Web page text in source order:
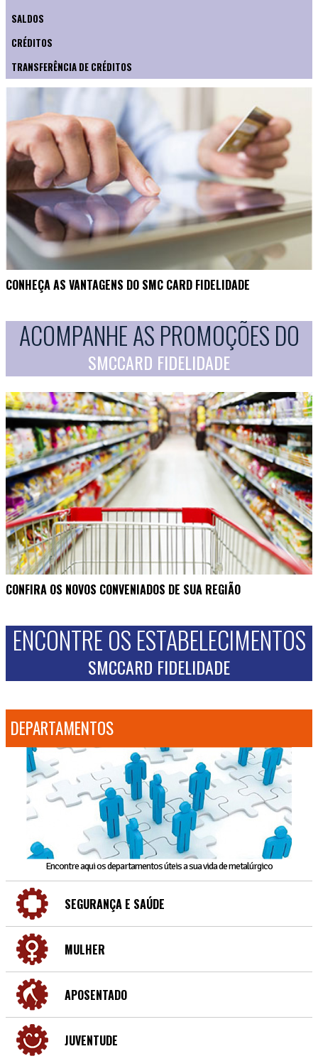
SALDOS
CRÉDITOS
TRANSFERÊNCIA DE CRÉDITOS
CONHEÇA AS VANTAGENS DO SMC CARD FIDELIDADE
ACOMPANHE AS PROMOÇÕES DO
SMCCARD FIDELIDADE
CONFIRA OS NOVOS CONVENIADOS DE SUA REGIÃO
ENCONTRE OS ESTABELECIMENTOS
SMCCARD FIDELIDADE
DEPARTAMENTOS
Encontre aqui os departamentos úteis a sua vida de metalúrgico
SEGURANÇA E SAÚDE
MULHER
APOSENTADO
JUVENTUDE